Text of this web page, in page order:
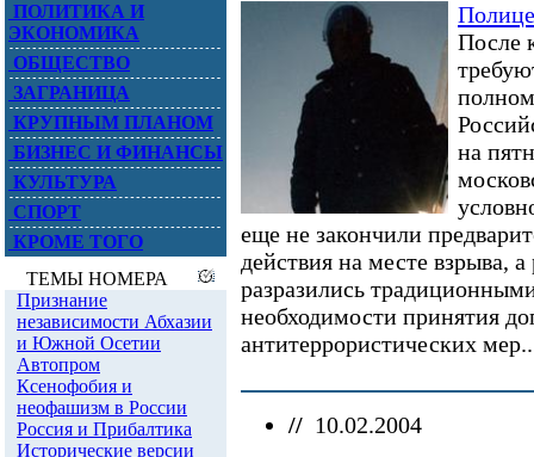
ПОЛИТИКА И
ЭКОНОМИКА
ОБЩЕСТВО
ЗАГРАНИЦА
КРУПНЫМ ПЛАНОМ
БИЗНЕС И ФИНАНСЫ
КУЛЬТУРА
СПОРТ
КРОМЕ ТОГО
После
на
еще не закончили
действия на месте взрыва,
разразились
необходимости принятия
антитеррористических
// 10.02.2004